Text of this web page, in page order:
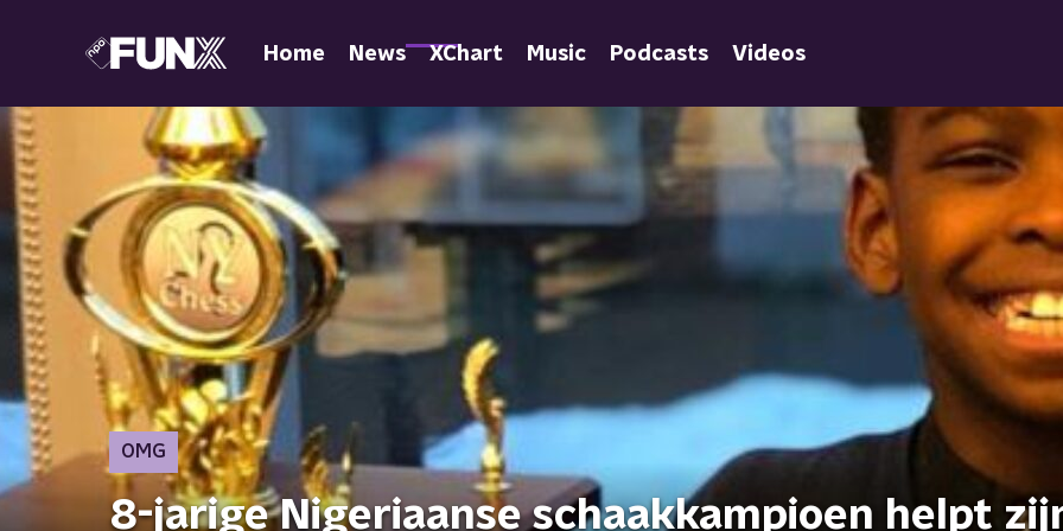
Home News XChart Music Podcasts Videos
OMG
8-jarige Nigeriaanse schaakkampioen helpt